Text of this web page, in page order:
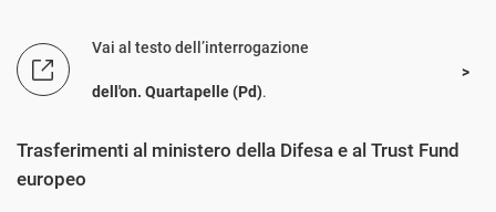
Vai al testo dell’interrogazione
dell'on. Quartapelle (Pd).
Trasferimenti al ministero della Difesa e al Trust Fund
europeo